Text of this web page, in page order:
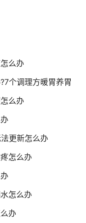
么办
个调理方暖胃养胃
么办
更新怎么办
怎么办
怎么办
办